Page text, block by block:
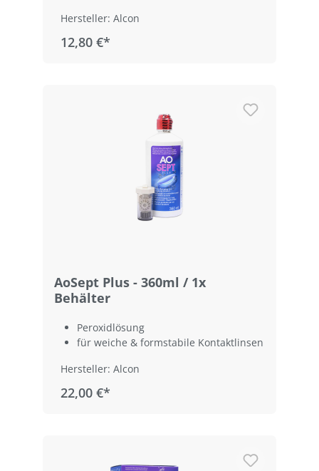
Hersteller: Alcon
12,80 €*
AoSept Plus - 360ml / 1x
Behälter
Peroxidlösung
für weiche & formstabile Kontaktlinsen
Hersteller: Alcon
22,00 €*